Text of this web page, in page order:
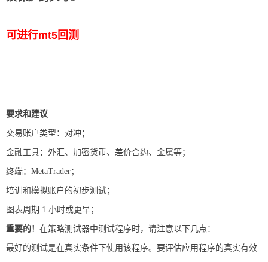
可进行mt5回测
要求和建议
交易账户类型：对冲；
金融工具：外汇、加密货币、差价合约、金属等；
终端：MetaTrader；
培训和模拟账户的初步测试；
图表周期 1 小时或更早；
重要的！ 在策略测试器中测试程序时，请注意以下几点：
最好的测试是在真实条件下使用该程序。要评估应用程序的真实有效